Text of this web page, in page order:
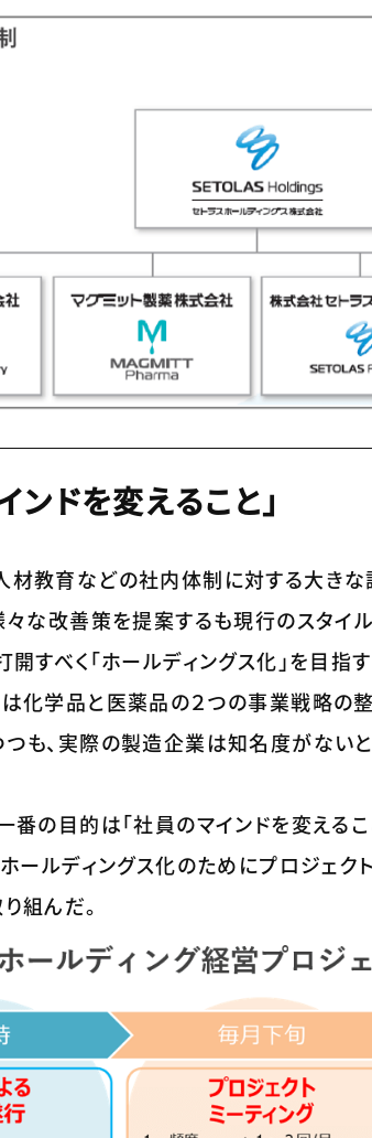
ンドを変えること」
教育などの社内体制に対する大きな
々な改善策を提案するも現行のスタイ
開すべく「ホールディングス化」を目指す
化学品と医薬品の２つの事業戦略の
も、実際の製造企業は知名度がない
番の目的は「社員のマインドを変える
ホールディングス化のためにプロジェ
組んだ。